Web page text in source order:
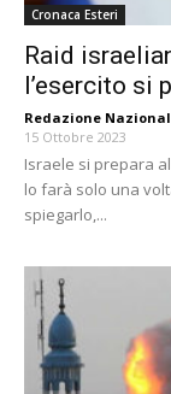
Cronaca Esteri
Raid
l’esercito si
Redazione
15 Ottobre 2023
Israele si prepara
lo farà solo una
spiegarlo,...